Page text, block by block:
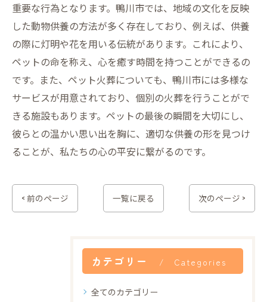
重要な行為となります。鴨川市では、地域の文化を反映
した動物供養の方法が多く存在しており、例えば、供養
の際に灯明や花を用いる伝統があります。これにより、
ペットの命を称え、心を癒す時間を持つことができるの
です。また、ペット火葬についても、鴨川市には多様な
サービスが用意されており、個別の火葬を行うことがで
きる施設もあります。ペットの最後の瞬間を大切にし、
彼らとの温かい思い出を胸に、適切な供養の形を見つけ
ることが、私たちの心の平安に繋がるのです。
< 前のページ 一覧に戻る 次のページ >
カテゴリー Categories
全てのカテゴリー